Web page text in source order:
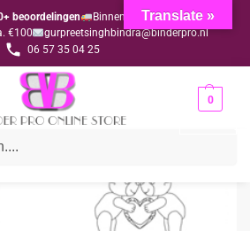
beoordelingen
Binnen 1-3 dagen geleverd
€100
gurpreetsinghbindra@binderpro.nl
06 57 35 04 25
0
Translate »